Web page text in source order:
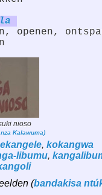
a
openen,
nioso
Kalawuma)
ekangele, kokangwa
libumu,
(bandakisa